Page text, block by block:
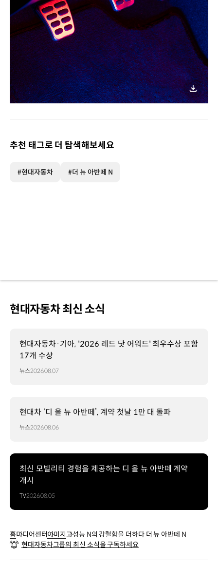
이미지
다운로드
추천 태그로 더 탐색해보세요
#현대자동차 #더 뉴 아반떼 N
현대자동차 최신 소식
현대자동차·기아, '2026 레드 닷 어워드' 최우수상 포함
17개 수상
뉴스2026.08.07
현대차 ‘디 올 뉴 아반떼’, 계약 첫날 1만 대 돌파
뉴스2026.08.06
최신 모빌리티 경험을 제공하는 디 올 뉴 아반떼 계약
개시
TV2026.08.05
홈미디어센터이미지고성능 N의 강렬함을 더하다 더 뉴 아반떼 N
현대자동차그룹의 최신 소식을 구독하세요